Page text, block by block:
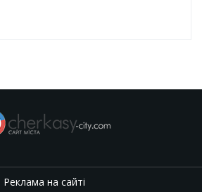
Реклама на сайті